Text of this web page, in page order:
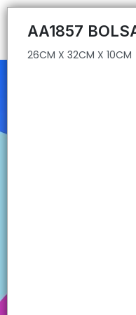
26CM X 32CM X 10CM
AA1857
26CM X 32CM X 10CM